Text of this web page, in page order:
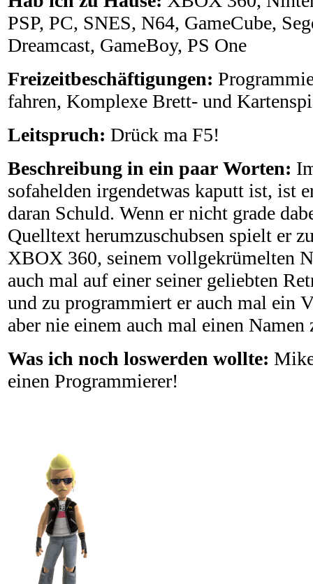
PSP, PC, SNES, N64, GameCube,
Dreamcast, GameBoy, PS One
Freizeitbeschäftigungen:
fahren, Komplexe Brett- und
Leitspruch: Drück ma F5!
Beschreibung in ein paar Worten:
sofahelden irgendetwas kaputt ist, ist
daran Schuld. Wenn er nicht grade
Quelltext herumzuschubsen spielt er
XBOX 360, seinem vollgekrümelten
auch mal auf einer seiner geliebten
und zu programmiert er auch mal ein
aber nie einem auch mal einen Namen
Was ich noch loswerden wollte:
einen Programmierer!